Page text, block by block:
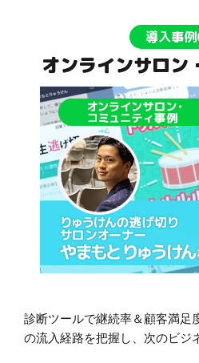
導入事
オンラインサロン
診断ツールで継続率＆顧客満足
の流入経路を把握し、次のビジ